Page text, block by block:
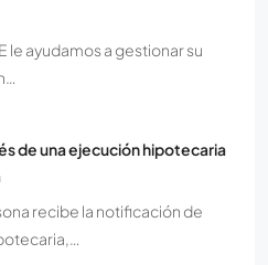
le ayudamos a gestionar su
de una ejecución hipotecaria
recibe la notificación de